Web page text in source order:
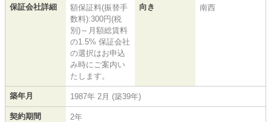
保証会社詳細
額保証料(振替手
数料):300円(税
別)～月額総賃料
の1.5% 保証会社
の選択はお申込
み時にご案内い
たします。
向き 南西
築年月 1987年 2月 (築39年)
契約期間 2年